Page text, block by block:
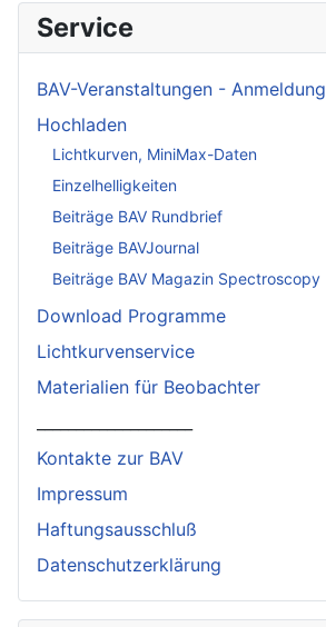
Service
BAV-Veranstaltungen - Anmeldung
Hochladen
Lichtkurven, MiniMax-Daten
Einzelhelligkeiten
Beiträge BAV Rundbrief
Beiträge BAVJournal
Beiträge BAV Magazin Spectroscopy
Download Programme
Lichtkurvenservice
Materialien für Beobachter
Kontakte zur BAV
Impressum
Haftungsausschluß
Datenschutzerklärung